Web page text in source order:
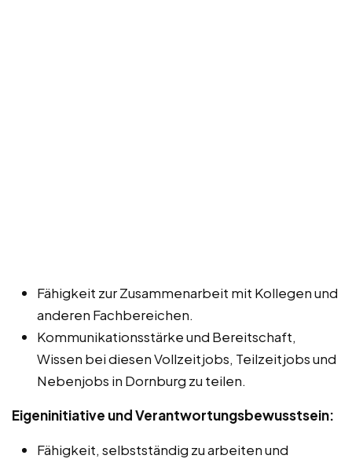
Fähigkeit zur Zusammenarbeit mit Kollegen und
anderen Fachbereichen.
Kommunikationsstärke und Bereitschaft,
Wissen bei diesen Vollzeitjobs, Teilzeitjobs und
Nebenjobs in Dornburg zu teilen.
Eigeninitiative und Verantwortungsbewusstsein:
Fähigkeit, selbstständig zu arbeiten und